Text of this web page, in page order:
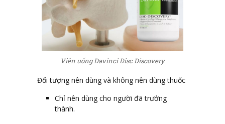
Viên uống Davinci Disc Discovery
Đối tượng nên dùng và không nên dùng thuốc
Chỉ nên dùng cho người đã trưởng
thành.